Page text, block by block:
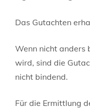
Das Gutachten
Wenn nicht anders
wird, sind die
nicht bindend.
Für die Ermittlung